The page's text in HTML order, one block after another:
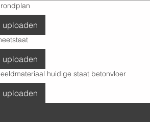
uploaden
uploaden
huidige staat betonvloer
uploaden